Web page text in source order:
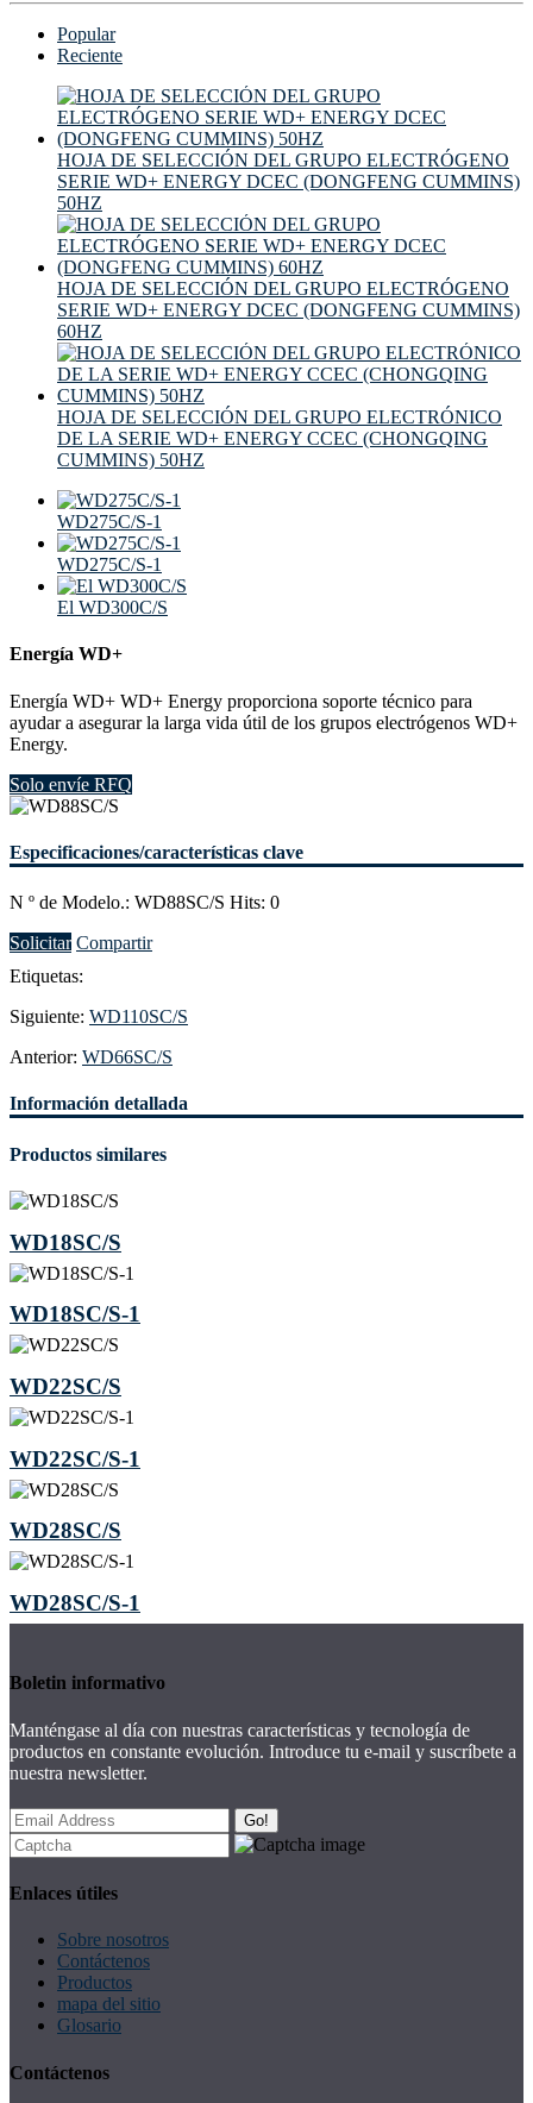
Popular
Reciente
HOJA DE SELECCIÓN DEL GRUPO ELECTRÓGENO
SERIE WD+ ENERGY DCEC (DONGFENG CUMMINS)
50HZ
HOJA DE SELECCIÓN DEL GRUPO ELECTRÓGENO
SERIE WD+ ENERGY DCEC (DONGFENG CUMMINS)
60HZ
HOJA DE SELECCIÓN DEL GRUPO ELECTRÓNICO
DE LA SERIE WD+ ENERGY CCEC (CHONGQING
CUMMINS) 50HZ
WD275C/S-1
WD275C/S-1
El WD300C/S
Energía WD+
Energía WD+ WD+ Energy proporciona soporte técnico para
ayudar a asegurar la larga vida útil de los grupos electrógenos WD+
Energy.
Solo envíe RFQ
Especificaciones/características clave
N º de Modelo.: WD88SC/S Hits: 0
Solicitar Compartir
Etiquetas:
Siguiente: WD110SC/S
Anterior: WD66SC/S
Información detallada
Productos similares
WD18SC/S
WD18SC/S-1
WD22SC/S
WD22SC/S-1
WD28SC/S
WD28SC/S-1
Boletin informativo
Manténgase al día con nuestras características y tecnología de
productos en constante evolución. Introduce tu e-mail y suscríbete a
nuestra newsletter.
Go!
Enlaces útiles
Sobre nosotros
Contáctenos
Productos
mapa del sitio
Glosario
Contáctenos